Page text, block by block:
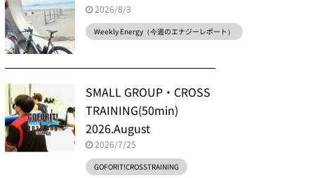
2026/8/3
Weekly Energy（今週のエナジーレポート）
SMALL GROUP・CROSS
TRAINING(50min)
2026.August
2026/7/25
GOFORIT!CROSSTRAINING